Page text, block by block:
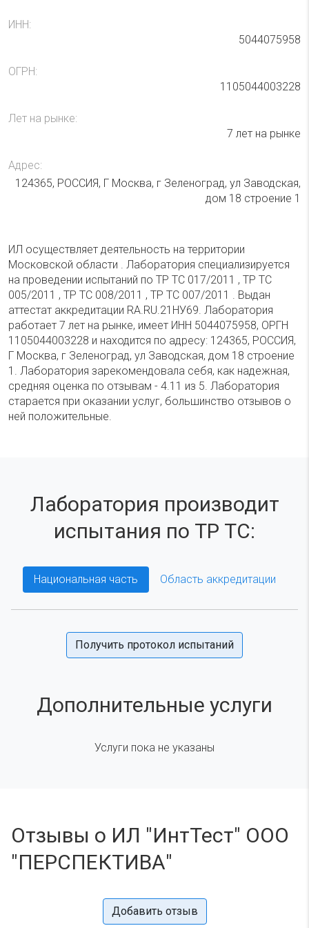
ИНН:
5044075958
ОГРН:
1105044003228
Лет на рынке:
7 лет на рынке
Адрес:
124365, РОССИЯ, Г Москва, г Зеленоград, ул Заводская,
дом 18 строение 1
ИЛ осуществляет деятельность на территории
Московской области . Лаборатория специализируется
на проведении испытаний по ТР ТС 017/2011 , ТР ТС
005/2011 , ТР ТС 008/2011 , ТР ТС 007/2011 . Выдан
аттестат аккредитации RA.RU.21НУ69. Лаборатория
работает 7 лет на рынке, имеет ИНН 5044075958, ОРГН
1105044003228 и находится по адресу: 124365, РОССИЯ,
Г Москва, г Зеленоград, ул Заводская, дом 18 строение
1. Лаборатория зарекомендовала себя, как надежная,
средняя оценка по отзывам - 4.11 из 5. Лаборатория
старается при оказании услуг, большинство отзывов о
ней положительные.
Лаборатория производит
испытания по ТР ТС:
Национальная часть Область аккредитации
Получить протокол испытаний
Дополнительные услуги
Услуги пока не указаны
Отзывы о ИЛ "ИнтТест" ООО
"ПЕРСПЕКТИВА"
Добавить отзыв